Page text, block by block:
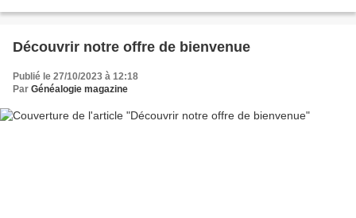
Découvrir notre offre de bienvenue
Publié le 27/10/2023 à 12:18
Par Généalogie magazine